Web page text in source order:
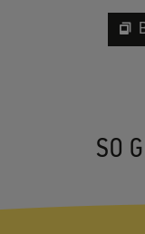
SO